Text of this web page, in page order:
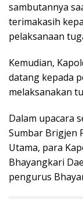
sambutannya
terimakasih
pelaksanaan
Kemudian,
datang kepada
melaksanakan
Dalam upacara
Sumbar Brigjen
Utama, para
Bhayangkari
pengurus